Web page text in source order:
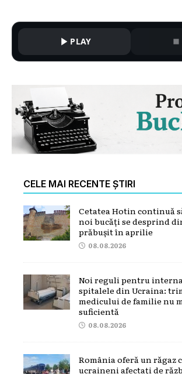
PLAY
CELE MAI RECENTE ȘTIRI
Cetatea Hotin continuă
noi bucăți se desprind
prăbușit în aprilie
08.08.2026
Noi reguli pentru
spitalele din Ucraina:
medicului de familie nu
suficientă
08.08.2026
România oferă un răgaz
ucraineni afectați de